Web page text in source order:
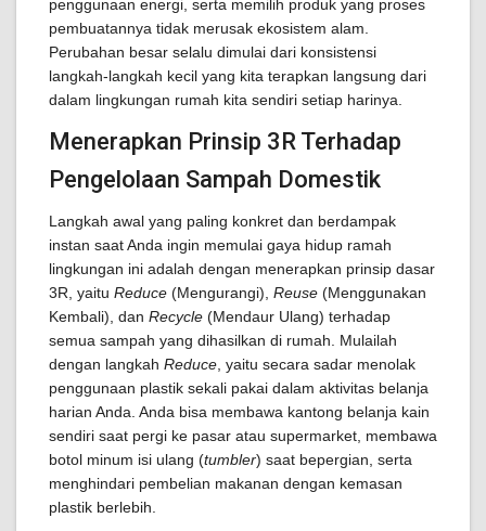
penggunaan energi, serta memilih produk yang proses
pembuatannya tidak merusak ekosistem alam.
Perubahan besar selalu dimulai dari konsistensi
langkah-langkah kecil yang kita terapkan langsung dari
dalam lingkungan rumah kita sendiri setiap harinya.
Menerapkan Prinsip 3R Terhadap
Pengelolaan Sampah Domestik
Langkah awal yang paling konkret dan berdampak
instan saat Anda ingin memulai gaya hidup ramah
lingkungan ini adalah dengan menerapkan prinsip dasar
3R, yaitu Reduce (Mengurangi), Reuse (Menggunakan
Kembali), dan Recycle (Mendaur Ulang) terhadap
semua sampah yang dihasilkan di rumah. Mulailah
dengan langkah Reduce , yaitu secara sadar menolak
penggunaan plastik sekali pakai dalam aktivitas belanja
harian Anda. Anda bisa membawa kantong belanja kain
sendiri saat pergi ke pasar atau supermarket, membawa
botol minum isi ulang (tumbler) saat bepergian, serta
menghindari pembelian makanan dengan kemasan
plastik berlebih.